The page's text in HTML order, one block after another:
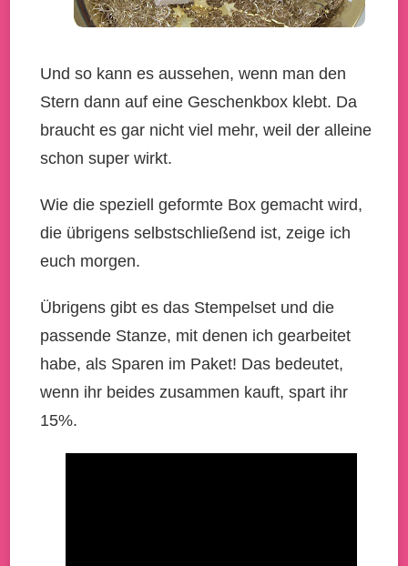
Und so kann es aussehen, wenn man den
Stern dann auf eine Geschenkbox klebt. Da
braucht es gar nicht viel mehr, weil der alleine
schon super wirkt.
Wie die speziell geformte Box gemacht wird,
die übrigens selbstschließend ist, zeige ich
euch morgen.
Übrigens gibt es das Stempelset und die
passende Stanze, mit denen ich gearbeitet
habe, als Sparen im Paket! Das bedeutet,
wenn ihr beides zusammen kauft, spart ihr
15%.